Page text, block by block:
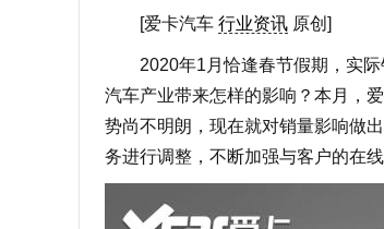
[爱卡汽车 行业资讯 原创]
2020年1月恰逢春节假期，实际
汽车产业带来怎样的影响？本月，
势尚不明朗，现在就对销量影响做
务进行调整，不断加强与客户的在